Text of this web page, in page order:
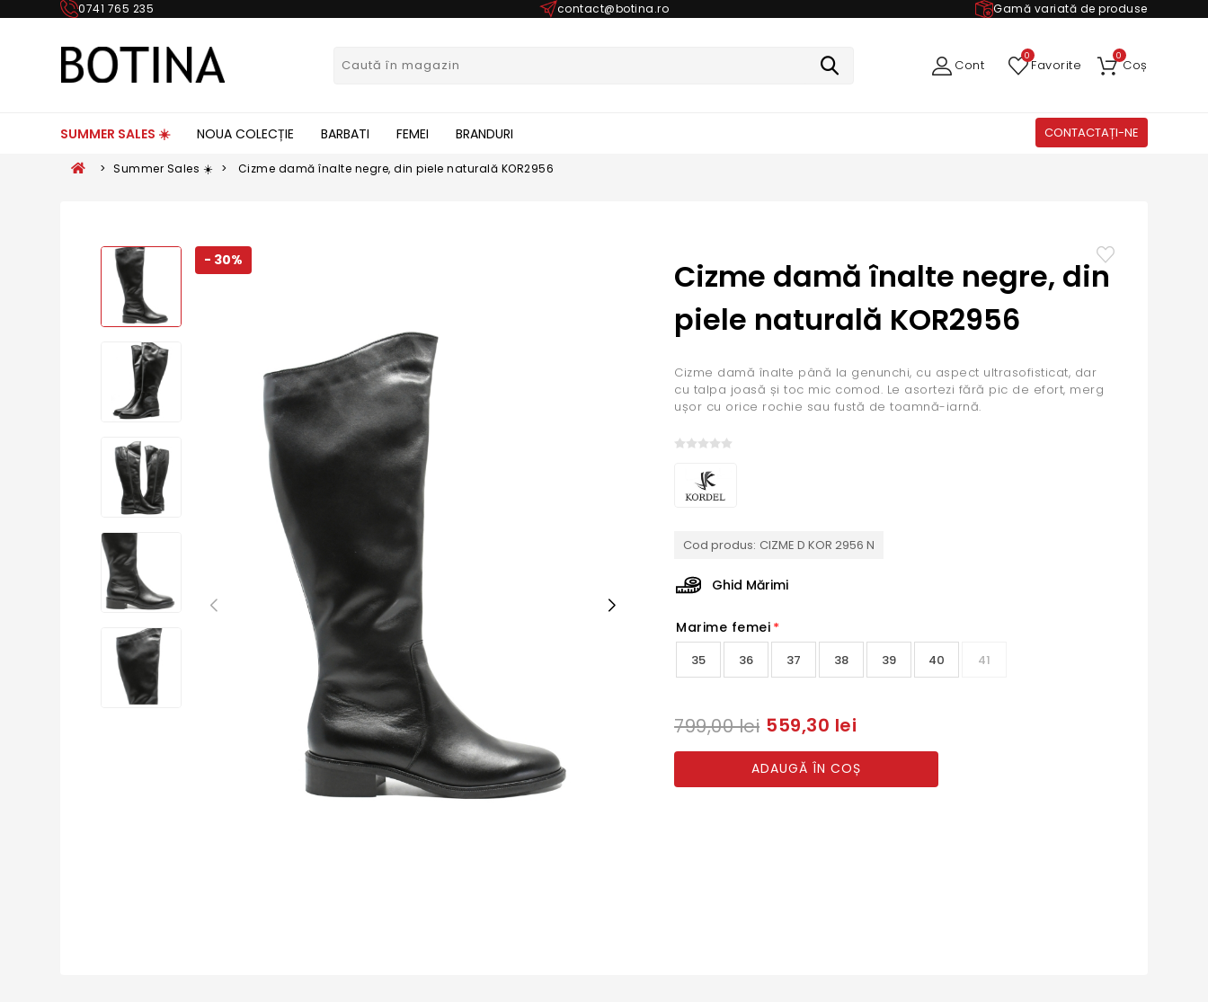
0741 765 235 contact@botina.ro Gamă variată de produse
Cont Favorite
0
Coș
0
SUMMER SALES ☀️ NOUA COLECȚIE BARBATI FEMEI BRANDURI CONTACTAȚI-NE
> Summer Sales ☀️ > Cizme damă înalte negre, din piele naturală KOR2956
- 30%
Cizme damă înalte negre, din
piele naturală KOR2956
Cizme damă înalte până la genunchi, cu aspect ultrasofisticat, dar
cu talpa joasă și toc mic comod. Le asortezi fără pic de efort, merg
ușor cu orice rochie sau fustă de toamnă-iarnă.
Cod produs: CIZME D KOR 2956 N
Ghid Mărimi
Marime femei *
35 36 37 38 39 40 41
799,00 lei 559,30 lei
ADAUGĂ ÎN COȘ